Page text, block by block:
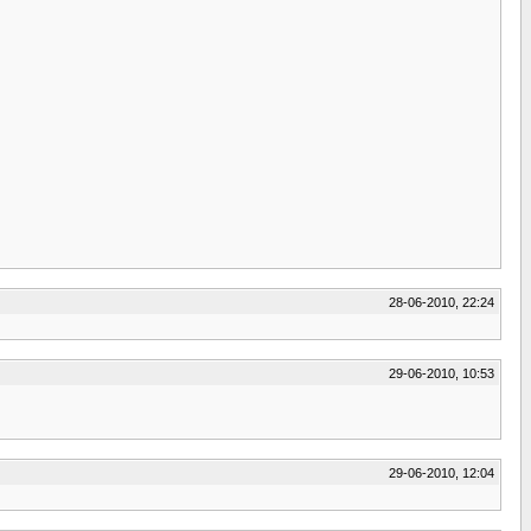
28-06-2010, 22:24
29-06-2010, 10:53
29-06-2010, 12:04